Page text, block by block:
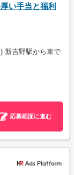
い手当と福利
新吉野駅から車で
応募画面に進む